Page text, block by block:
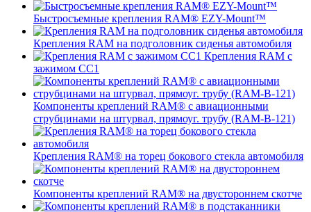
Быстросъемные крепления RAM® EZY-Mount™
Крепления RAM на подголовник сиденья автомобиля
Крепления RAM с
зажимом СС1
Компоненты креплений RAM® с авиационными
струбцинами на штурвал, прямоуг. трубу (RAM-B-121)
Крепления RAM® на торец бокового стекла автомобиля
Компоненты креплений RAM® на двустороннем скотче